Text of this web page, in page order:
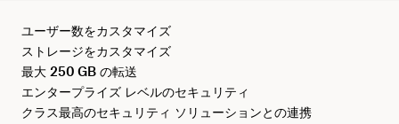
ユーザー数をカスタマイズ
ストレージをカスタマイズ
最大 250 GB の転送
エンタープライズ レベルのセキュリティ
クラス最高のセキュリティ ソリューションとの連携